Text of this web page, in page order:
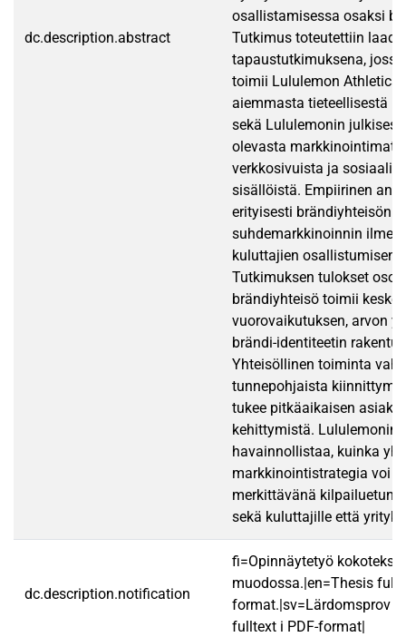
dc.description.abstract
osallistamisessa osaksi
Tutkimus toteutettiin
tapaustutkimuksena,
toimii Lululemon
aiemmasta tieteellisestä
sekä Lululemonin
olevasta
verkkosivuista ja
sisällöistä. Empiirinen
erityisesti brändiyhteisön
suhdemarkkinoinnin
kuluttajien osallistumisen
Tutkimuksen tulokset
brändiyhteisö toimii
vuorovaikutuksen, arvon
brändi-identiteetin
Yhteisöllinen toiminta
tunnepohjaista
tukee pitkäaikaisen
kehittymistä. Lululemonin
havainnollistaa, kuinka
markkinointistrategia voi
merkittävänä
sekä kuluttajille että
dc.description.notification
fi=Opinnäytetyö
muodossa.|en=Thesis
format.|sv=Lärdomsprov
fulltext i PDF-format|